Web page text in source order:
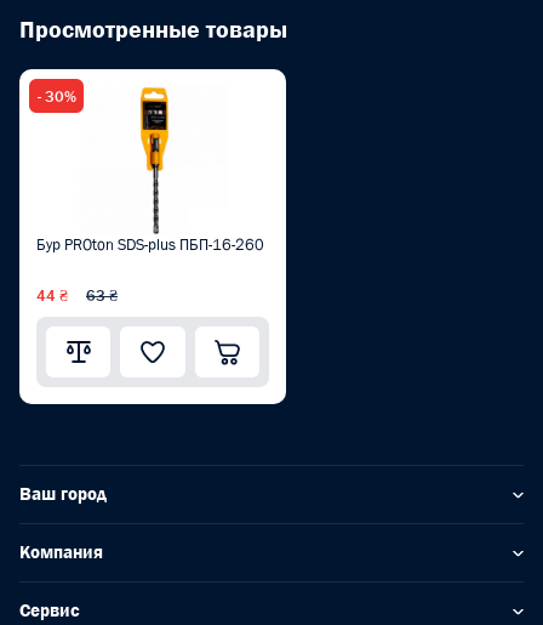
Просмотренные товары
- 30%
Бур PROton SDS-plus ПБП-16-260
44 ₴ 63 ₴
Ваш город
Компания
Сервис